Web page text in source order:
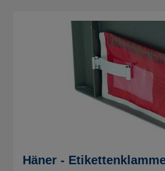
Häner -